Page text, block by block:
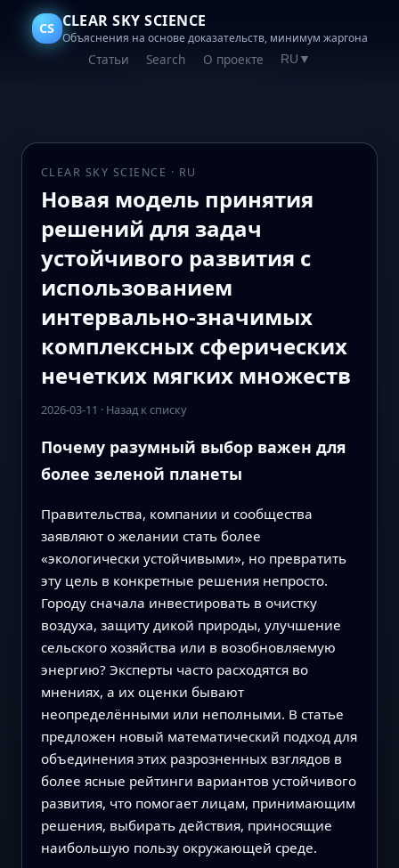
CS CLEAR SKY SCIENCE
Объяснения на основе доказательств, минимум жаргона
Статьи Search О проекте RU ▼
CLEAR SKY SCIENCE · RU
Новая модель принятия
решений для задач
устойчивого развития с
использованием
интервально-значимых
комплексных сферических
нечетких мягких множеств
2026-03-11 · Назад к списку
Почему разумный выбор важен для
более зеленой планеты
Правительства, компании и сообщества
заявляют о желании стать более
«экологически устойчивыми», но превратить
эту цель в конкретные решения непросто.
Городу сначала инвестировать в очистку
воздуха, защиту дикой природы, улучшение
сельского хозяйства или в возобновляемую
энергию? Эксперты часто расходятся во
мнениях, а их оценки бывают
неопределёнными или неполными. В статье
предложен новый математический подход для
объединения этих разрозненных взглядов в
более ясные рейтинги вариантов устойчивого
развития, что помогает лицам, принимающим
решения, выбирать действия, приносящие
наибольшую пользу окружающей среде.